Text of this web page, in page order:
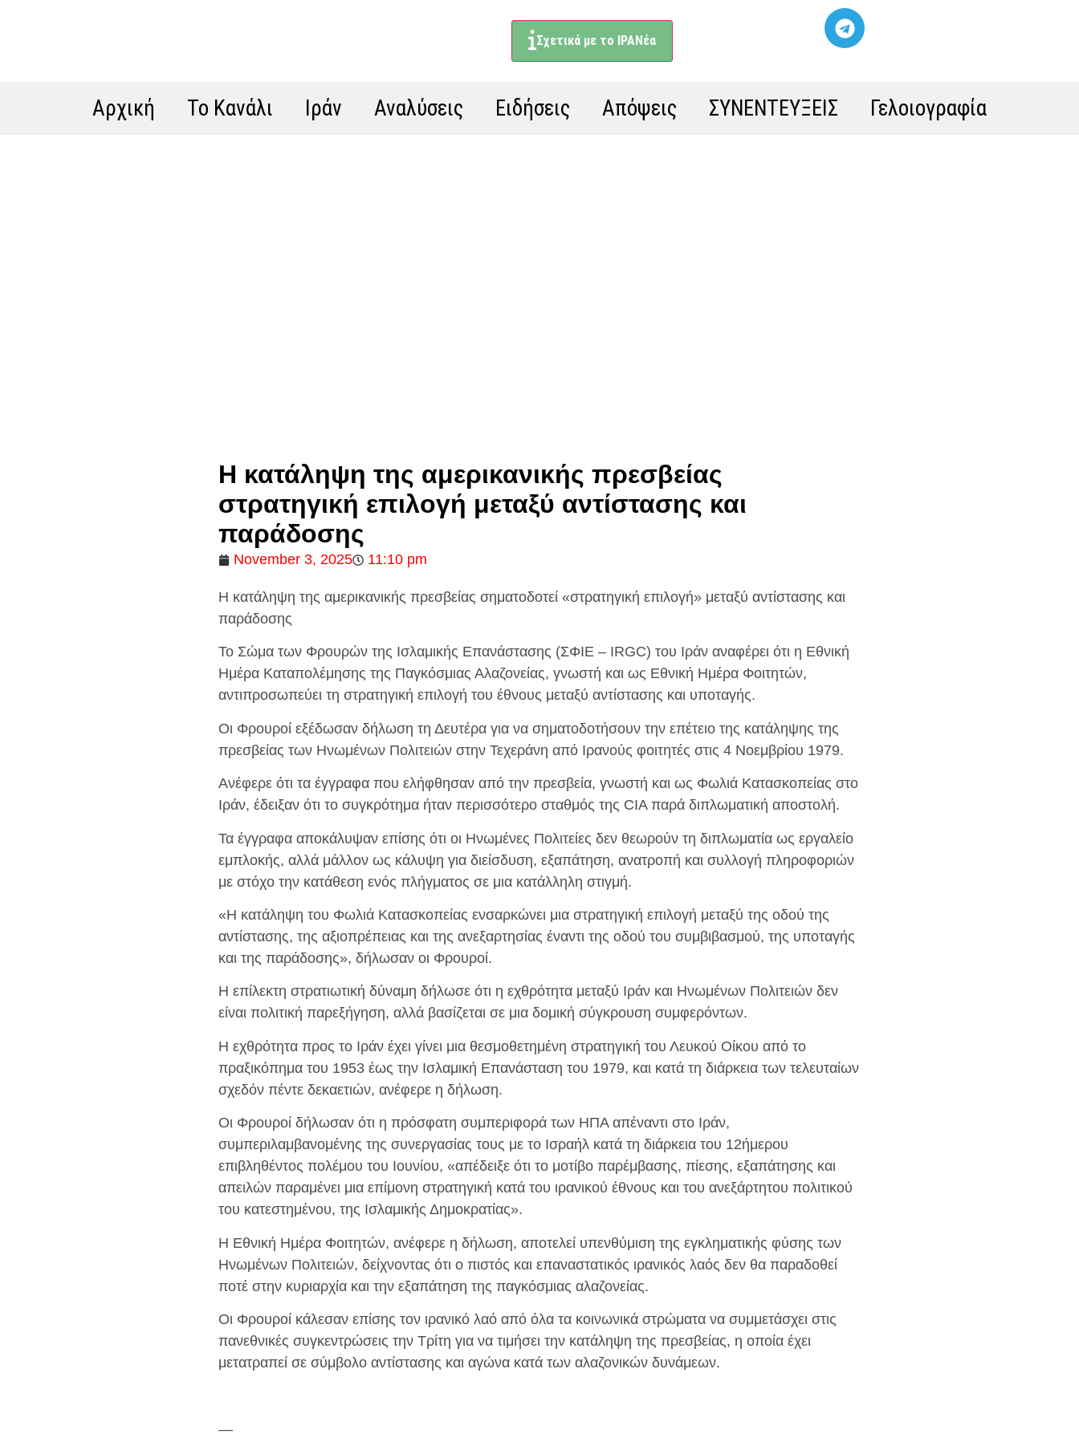
Σχετικά με το ΙΡΑΝέα
Αρχική Το Κανάλι Ιράν Αναλύσεις Ειδήσεις Απόψεις ΣΥΝΕΝΤΕΥΞΕΙΣ Γελοιογραφία
Η κατάληψη της αμερικανικής πρεσβείας
στρατηγική επιλογή μεταξύ αντίστασης και
παράδοσης
November 3, 2025 11:10 pm
Η κατάληψη της αμερικανικής πρεσβείας σηματοδοτεί «στρατηγική επιλογή» μεταξύ αντίστασης και
παράδοσης
Το Σώμα των Φρουρών της Ισλαμικής Επανάστασης (ΣΦΙΕ – IRGC) του Ιράν αναφέρει ότι η Εθνική
Ημέρα Καταπολέμησης της Παγκόσμιας Αλαζονείας, γνωστή και ως Εθνική Ημέρα Φοιτητών,
αντιπροσωπεύει τη στρατηγική επιλογή του έθνους μεταξύ αντίστασης και υποταγής.
Οι Φρουροί εξέδωσαν δήλωση τη Δευτέρα για να σηματοδοτήσουν την επέτειο της κατάληψης της
πρεσβείας των Ηνωμένων Πολιτειών στην Τεχεράνη από Ιρανούς φοιτητές στις 4 Νοεμβρίου 1979.
Ανέφερε ότι τα έγγραφα που ελήφθησαν από την πρεσβεία, γνωστή και ως Φωλιά Κατασκοπείας στο
Ιράν, έδειξαν ότι το συγκρότημα ήταν περισσότερο σταθμός της CIA παρά διπλωματική αποστολή.
Τα έγγραφα αποκάλυψαν επίσης ότι οι Ηνωμένες Πολιτείες δεν θεωρούν τη διπλωματία ως εργαλείο
εμπλοκής, αλλά μάλλον ως κάλυψη για διείσδυση, εξαπάτηση, ανατροπή και συλλογή πληροφοριών
με στόχο την κατάθεση ενός πλήγματος σε μια κατάλληλη στιγμή.
«Η κατάληψη του Φωλιά Κατασκοπείας ενσαρκώνει μια στρατηγική επιλογή μεταξύ της οδού της
αντίστασης, της αξιοπρέπειας και της ανεξαρτησίας έναντι της οδού του συμβιβασμού, της υποταγής
και της παράδοσης», δήλωσαν οι Φρουροί.
Η επίλεκτη στρατιωτική δύναμη δήλωσε ότι η εχθρότητα μεταξύ Ιράν και Ηνωμένων Πολιτειών δεν
είναι πολιτική παρεξήγηση, αλλά βασίζεται σε μια δομική σύγκρουση συμφερόντων.
Η εχθρότητα προς το Ιράν έχει γίνει μια θεσμοθετημένη στρατηγική του Λευκού Οίκου από το
πραξικόπημα του 1953 έως την Ισλαμική Επανάσταση του 1979, και κατά τη διάρκεια των τελευταίων
σχεδόν πέντε δεκαετιών, ανέφερε η δήλωση.
Οι Φρουροί δήλωσαν ότι η πρόσφατη συμπεριφορά των ΗΠΑ απέναντι στο Ιράν,
συμπεριλαμβανομένης της συνεργασίας τους με το Ισραήλ κατά τη διάρκεια του 12ήμερου
επιβληθέντος πολέμου του Ιουνίου, «απέδειξε ότι το μοτίβο παρέμβασης, πίεσης, εξαπάτησης και
απειλών παραμένει μια επίμονη στρατηγική κατά του ιρανικού έθνους και του ανεξάρτητου πολιτικού
του κατεστημένου, της Ισλαμικής Δημοκρατίας».
Η Εθνική Ημέρα Φοιτητών, ανέφερε η δήλωση, αποτελεί υπενθύμιση της εγκληματικής φύσης των
Ηνωμένων Πολιτειών, δείχνοντας ότι ο πιστός και επαναστατικός ιρανικός λαός δεν θα παραδοθεί
ποτέ στην κυριαρχία και την εξαπάτηση της παγκόσμιας αλαζονείας.
Οι Φρουροί κάλεσαν επίσης τον ιρανικό λαό από όλα τα κοινωνικά στρώματα να συμμετάσχει στις
πανεθνικές συγκεντρώσεις την Τρίτη για να τιμήσει την κατάληψη της πρεσβείας, η οποία έχει
μετατραπεί σε σύμβολο αντίστασης και αγώνα κατά των αλαζονικών δυνάμεων.
—